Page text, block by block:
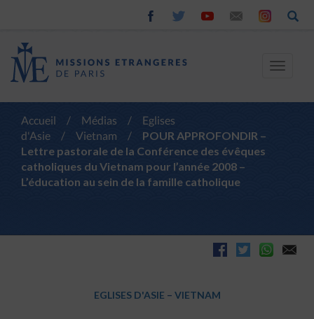
Toggle
Accueil / Médias /
Eglises
d'Asie
/ Vietnam /
POUR APPROFONDIR –
Lettre pastorale de la Conférence des évêques
catholiques du Vietnam pour l’année 2008 –
L’éducation au sein de la famille catholique
EGLISES D'ASIE – VIETNAM